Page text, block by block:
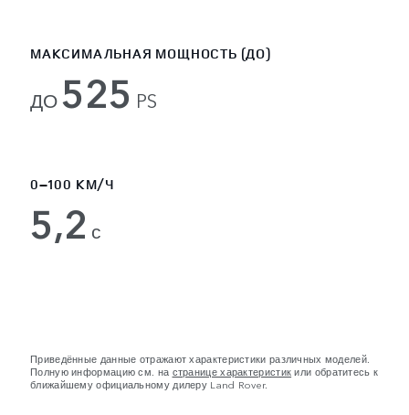
МАКСИМАЛЬНАЯ МОЩНОСТЬ (ДО)
ДО525 PS
0–100 КМ/Ч
5,2 с
Приведённые данные отражают характеристики различных моделей.
Полную информацию см. на странице характеристикили обратитесь к
ближайшему официальному дилеру Land Rover.